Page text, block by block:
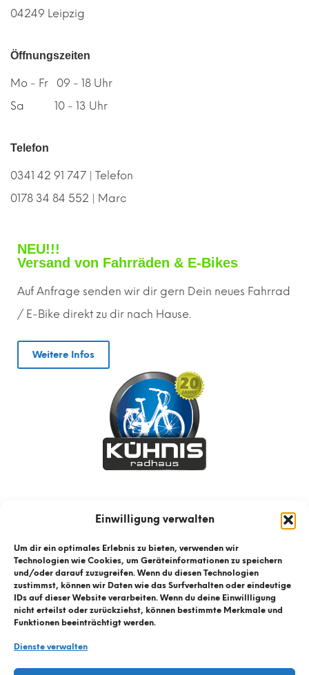
Einwilligung verwalten
Um dir ein optimales Erlebnis zu bieten, verwenden wir
Technologien wie Cookies, um Geräteinformationen zu speichern
und/oder darauf zuzugreifen. Wenn du diesen Technologien
zustimmst, können wir Daten wie das Surfverhalten oder eindeutige
IDs auf dieser Website verarbeiten. Wenn du deine Einwillligung
nicht erteilst oder zurückziehst, können bestimmte Merkmale und
Funktionen beeinträchtigt werden.
Dienste verwalten
04249 Leipzig
Öffnungszeiten
Mo - Fr 09 - 18 Uhr
Sa 10 - 13 Uhr
Telefon
0341 42 91 747 | Telefon
0178 34 84 552 | Marc
NEU!!!
Versand von Fahrräden & E-Bikes
Auf Anfrage senden wir dir gern Dein neues Fahrrad
/ E-Bike direkt zu dir nach Hause.
Weitere Infos